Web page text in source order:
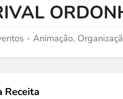
- Animação,
Receita